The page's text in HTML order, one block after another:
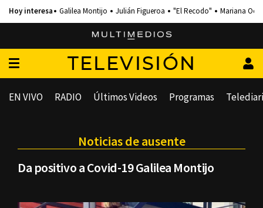
Galilea Montijo Julián Figueroa "El Recodo" Mariana
TELEVISIÓN
EN VIVO RADIO Últimos Videos Programas
Noticias de ausente
Da positivo a Covid-19 Galilea Montijo